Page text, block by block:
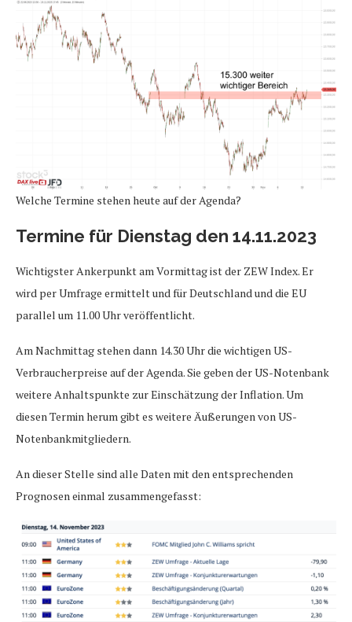
Welche Termine stehen heute auf der Agenda?
Termine für Dienstag den 14.11.2023
Wichtigster Ankerpunkt am Vormittag ist der ZEW Index. Er
wird per Umfrage ermittelt und für Deutschland und die EU
parallel um 11.00 Uhr veröffentlicht.
Am Nachmittag stehen dann 14.30 Uhr die wichtigen US-
Verbraucherpreise auf der Agenda. Sie geben der US-Notenbank
weitere Anhaltspunkte zur Einschätzung der Inflation. Um
diesen Termin herum gibt es weitere Äußerungen von US-
Notenbankmitgliedern.
An dieser Stelle sind alle Daten mit den entsprechenden
Prognosen einmal zusammengefasst: